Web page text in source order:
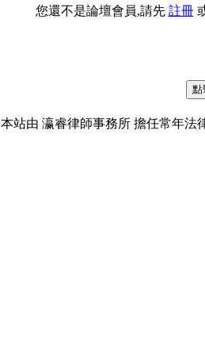
您還不是論壇會員,請先 註冊
本站由 瀛睿律師事務所 擔任常年法